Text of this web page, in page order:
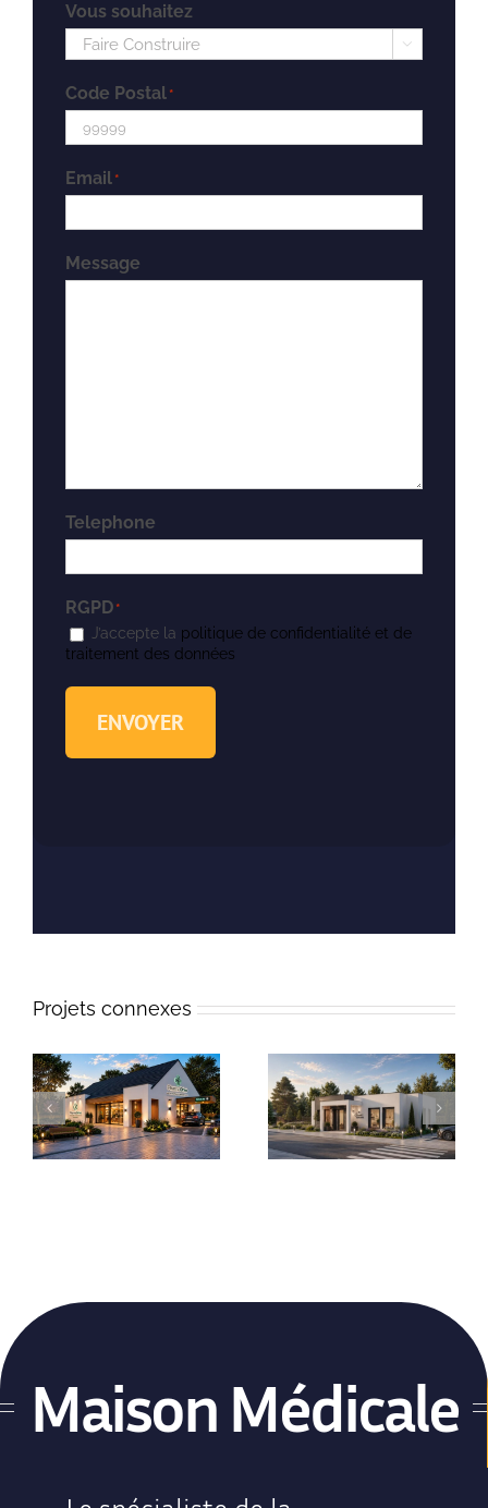
Vous souhaitez

Code Postal *
Email *
Message
Telephone
RGPD *
J’accepte la politique de confidentialité et de
traitement des données
ENVOYER
Projets connexes
Maison Médicale